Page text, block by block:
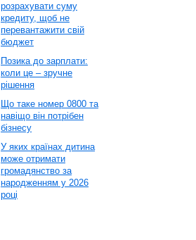
розрахувати суму
кредиту, щоб не
перевантажити свій
бюджет
Позика до зарплати:
коли це – зручне
рішення
Що таке номер 0800 та
навіщо він потрібен
бізнесу
У яких країнах дитина
може отримати
громадянство за
народженням у 2026
році